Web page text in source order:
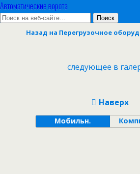
Автоматические ворота
Назад на Перегрузочное
следующее в
Наверх
Мобильн.